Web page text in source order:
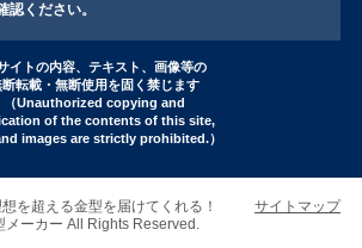
認ください。
イトの内容、テキスト、画像等の
断転載・無断使用を固く禁じます
（Unauthorized copying and
of the contents of this site,
images are strictly prohibited.）
サイトマップ
を超える金型を届けてくれる！
メーカー All Rights Reserved.